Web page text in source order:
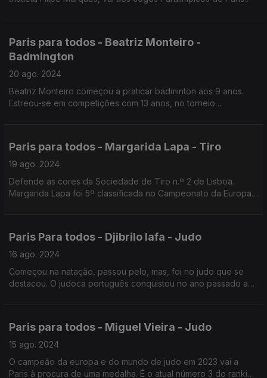
Paris para todos - Beatriz Monteiro -
Badmington
20 ago. 2024
Beatriz Monteiro começou a praticar badminton aos 9 anos.
Estreou-se em competições com 13 anos, no torneio
Paris para todos - Margarida Lapa - Tiro
19 ago. 2024
Defende as cores da Sociedade de Tiro n.º 2 de Lisboa.
Margarida Lapa foi 5º classificada no Campeonato da Europa
Paris Para todos - Djibrilo Iafa - Judo
16 ago. 2024
Começou na natação, passou pelo, mas, foi no judo que se
destacou. O judoca português conquistou no ano passado a
Paris para todos - Miguel Vieira - Judo
15 ago. 2024
O campeão da europa e do mundo de judo em 2023 vai a
Paris à procura de uma medalha. É o atual número 3 do ranking